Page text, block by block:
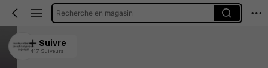
Recherche en magasin
shantoushibeierjiazhenzhishiyeyouxiangongsi
4.92
Suivre
417 Suiveurs